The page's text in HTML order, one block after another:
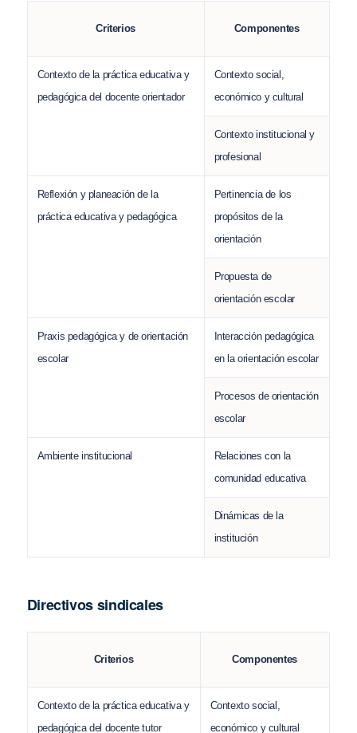
Criterios Componentes
Contexto de la práctica educativa y
pedagógica del docente orientador
Contexto social,
económico y cultural
Contexto institucional y
profesional
Reflexión y planeación de la
práctica educativa y pedagógica
Pertinencia de los
propósitos de la
orientación
Propuesta de
orientación escolar
Praxis pedagógica y de orientación
escolar
Interacción pedagógica
en la orientación escolar
Procesos de orientación
escolar
Ambiente institucional
Relaciones con la
comunidad educativa
Dinámicas de la
institución
Directivos sindicales
Criterios Componentes
Contexto de la práctica educativa y
pedagógica del docente tutor
Contexto social,
económico y cultural